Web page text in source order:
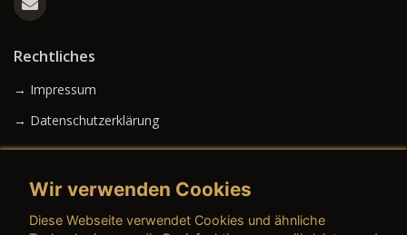
Rechtliches
→ Impressum
→ Datenschutzerklärung
Wir verwenden Cookies
Diese Webseite verwendet Cookies und ähnliche